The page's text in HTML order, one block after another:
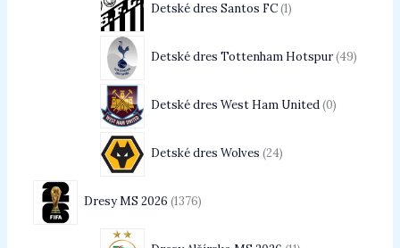
Detské dres Santos FC 1
Detské dres Tottenham Hotspur 49
Detské dres West Ham United 0
Detské dres Wolves 24
Dresy MS 2026 1376